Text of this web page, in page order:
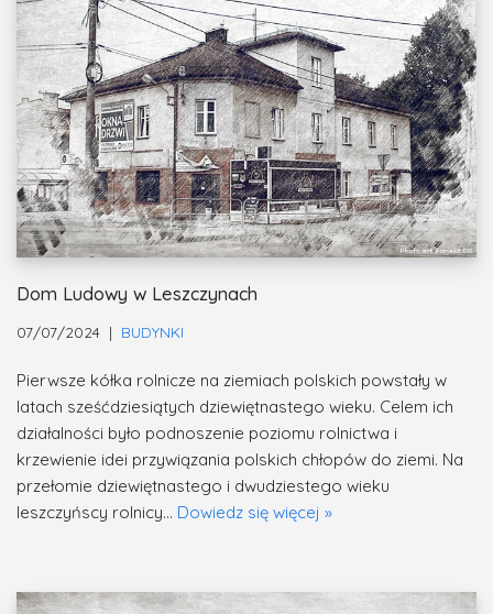
Dom Ludowy w Leszczynach
07/07/2024 BUDYNKI
Pierwsze kółka rolnicze na ziemiach polskich powstały w
latach sześćdziesiątych dziewiętnastego wieku. Celem ich
działalności było podnoszenie poziomu rolnictwa i
krzewienie idei przywiązania polskich chłopów do ziemi. Na
przełomie dziewiętnastego i dwudziestego wieku
leszczyńscy rolnicy… Dowiedz się więcej »